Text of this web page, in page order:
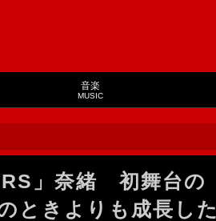
音楽
MUSIC
」奈緒 初舞台の
ときよりも成長した